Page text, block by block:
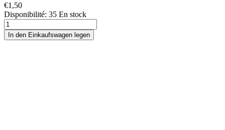
€1,50
Disponibilité: 35 En stock
In den Einkaufswagen legen